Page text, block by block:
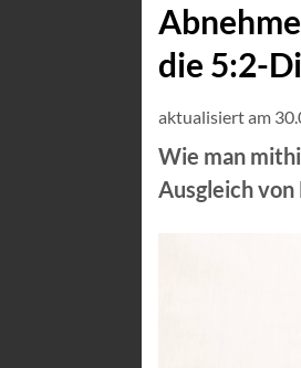
die 5:2-
aktualisiert am
Wie man
Ausgleich